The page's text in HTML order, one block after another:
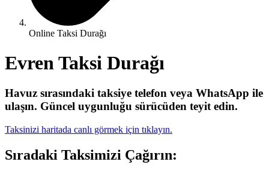
Online Taksi Durağı
Evren Taksi Durağı
Havuz sırasındaki taksiye telefon veya WhatsApp ile
ulaşın. Güncel uygunluğu sürücüden teyit edin.
Taksinizi haritada canlı görmek için tıklayın.
Sıradaki Taksimizi Çağırın: